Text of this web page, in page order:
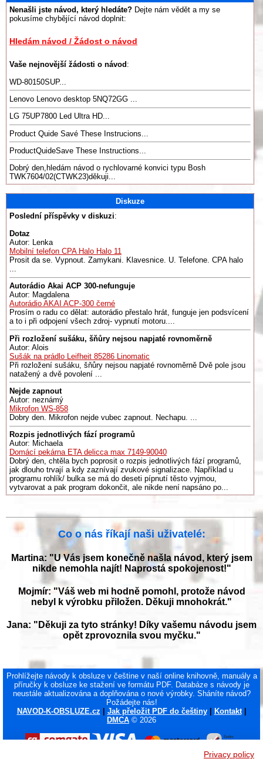
Nenašli jste návod, který hledáte? Dejte nám vědět a my se
pokusíme chybějící návod doplnit:
Hledám návod / Žádost o návod
Vaše nejnovější žádosti o návod :
WD-80150SUP...
Lenovo Lenovo desktop 5NQ72GG ...
LG 75UP7800 Led Ultra HD...
Product Quide Savé These Instrucions...
ProductQuideSave These Instructions...
Dobrý den,hledám návod o rychlovarné konvici typu Bosh
TWK7604/02(CTWK23)děkuji...
Diskuze
Poslední příspěvky v diskuzi:
Dotaz
Autor: Lenka
Mobilní telefon CPA Halo Halo 11
Prosit da se. Vypnout. Zamykani. Klavesnice. U. Telefone. CPA halo
...
Autorádio Akai ACP 300-nefunguje
Autor: Magdalena
Autorádio AKAI ACP-300 černé
Prosím o radu co dělat: autorádio přestalo hrát, funguje jen podsvícení
a to i při odpojení všech zdroj- vypnutí motoru....
Při rozložení sušáku, šňůry nejsou napjaté rovnoměrně
Autor: Alois
Sušák na prádlo Leifheit 85286 Linomatic
Při rozložení sušáku, šňůry nejsou napjaté rovnoměrně Dvě pole jsou
natažený a dvě povolení ...
Nejde zapnout
Autor: neznámý
Mikrofon WS-858
Dobry den. Mikrofon nejde vubec zapnout. Nechapu. ...
Rozpis jednotlivých fází programů
Autor: Michaela
Domácí pekárna ETA delicca max 7149-90040
Dobrý den, chtěla bych poprosit o rozpis jednotlivých fází programů,
jak dlouho trvají a kdy zaznívají zvukové signalizace. Například u
programu rohlík/ bulka se má do deseti pípnutí těsto vyjmou,
vytvarovat a pak program dokončit, ale nikde není napsáno po...
Co o nás říkají naši uživatelé:
Martina: "U Vás jsem konečně našla návod, který jsem
nikde nemohla najít! Naprostá spokojenost!"
Mojmír: "Váš web mi hodně pomohl, protože návod
nebyl k výrobku přiložen. Děkuji mnohokrát."
Jana: "Děkuji za tyto stránky! Díky vašemu návodu jsem
opět zprovoznila svou myčku."
Prohlížejte návody k obsluze v češtine v naší online knihovně, manuály a
příručky k obsluze ke stažení ve formátu PDF. Databáze s návody je
neustále aktualizována a doplňována o nové výrobky. Sháníte návod?
Požádejte nás!
NAVOD-K-OBSLUZE.cz
Jak přeložit PDF do češtiny| Kontakt
DMCA © 2026
Privacy policy